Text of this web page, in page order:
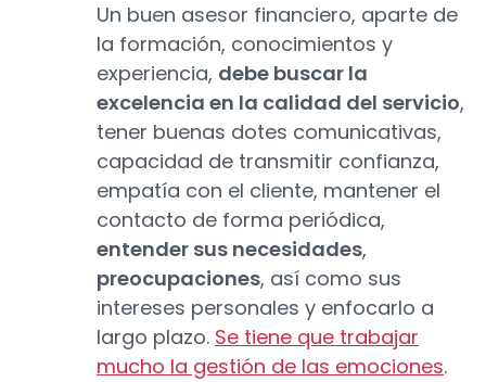
Un buen asesor financiero, aparte de
la formación, conocimientos y
experiencia, debe buscar la
excelencia en la calidad del servicio,
tener buenas dotes comunicativas,
capacidad de transmitir confianza,
empatía con el cliente, mantener el
contacto de forma periódica,
entender sus necesidades,
preocupaciones, así como sus
intereses personales y enfocarlo a
largo plazo. Se tiene que trabajar
mucho la gestión de las emociones.